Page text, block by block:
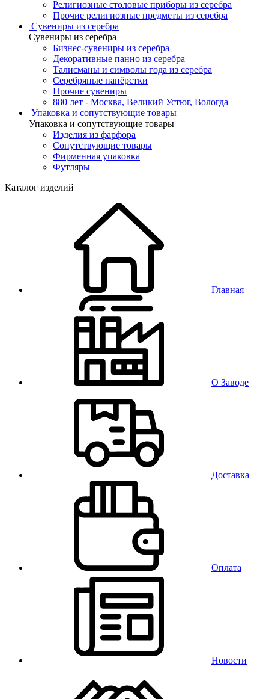
Религиозные столовые приборы из серебра
Прочие религиозные предметы из серебра
Сувениры из серебра
Сувениры из серебра
Бизнес-сувениры из серебра
Декоративные панно из серебра
Талисманы и символы года из серебра
Серебряные напёрстки
Прочие сувениры
880 лет - Москва, Великий Устюг, Вологда
Упаковка и сопутствующие товары
Упаковка и сопутствующие товары
Изделия из фарфора
Сопутствующие товары
Фирменная упаковка
Футляры
Каталог изделий
Главная
О Заводе
Доставка
Оплата
Новости